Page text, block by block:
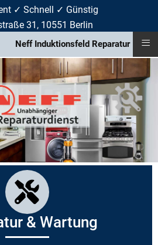
✓ Schnell ✓ Günstig
31, 10551 Berlin
Neff Induktionsfeld Reparatur ≡
& Wartung